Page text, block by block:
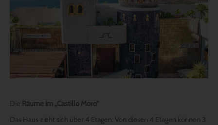
Die Räume im „Castillo Moro“
Das Haus zieht sich über 4 Etagen. Von diesen 4 Etagen können 3